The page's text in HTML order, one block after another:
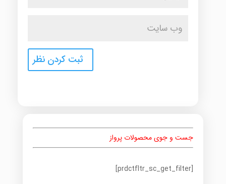
جست و جوی محصولات پرواز
[prdctfltr_sc_get_filter]